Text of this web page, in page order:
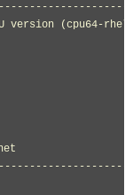
version (cpu64-